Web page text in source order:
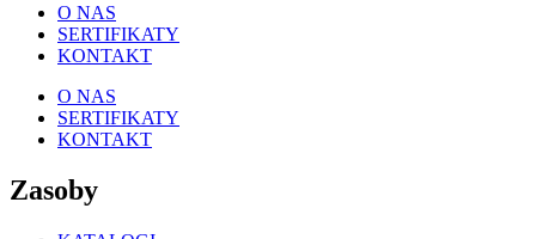
O NAS
SERTIFIKATY
KONTAKT
O NAS
SERTIFIKATY
KONTAKT
Zasoby